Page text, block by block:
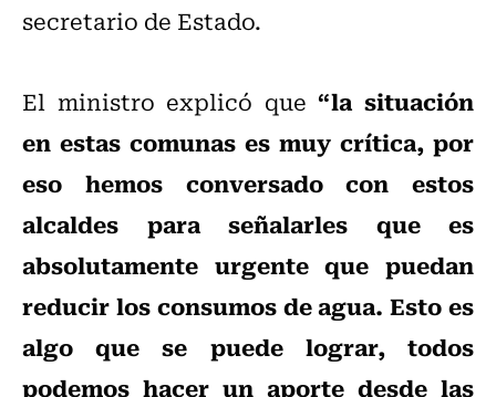
secretario de Estado.
El ministro explicó que“la situación
en estas comunas es muy crítica, por
eso hemos conversado con estos
alcaldes para señalarles que es
absolutamente urgente que puedan
reducir los consumos de agua. Esto es
algo que se puede lograr, todos
podemos hacer un aporte desde las